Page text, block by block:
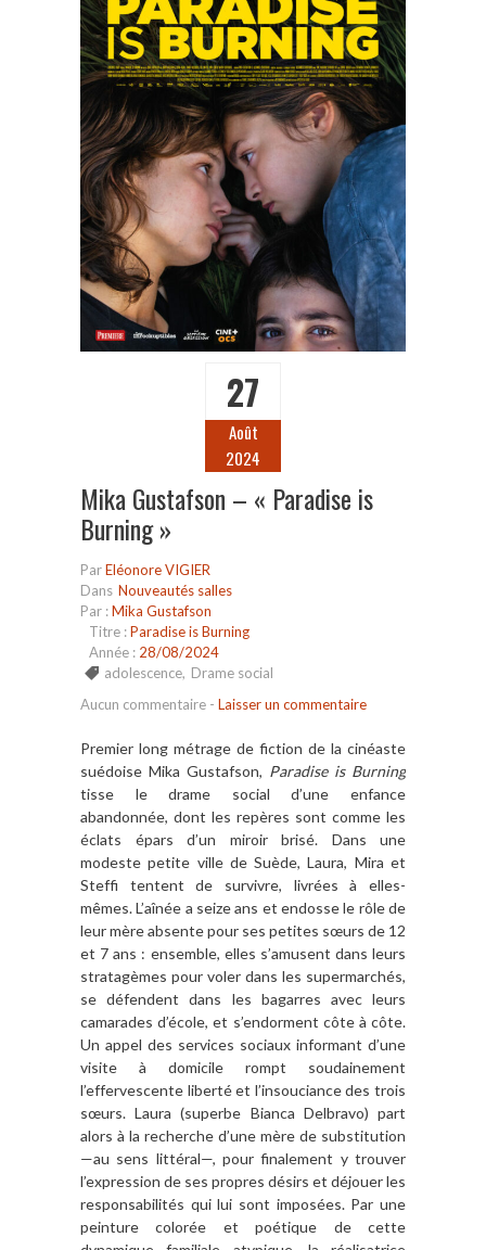
27
Août
2024
Mika Gustafson – « Paradise is
Burning »
ParEléonore VIGIER
Dans Nouveautés salles
Par :Mika Gustafson
Titre :Paradise is Burning
Année : 28/08/2024
adolescence, Drame social
Aucun commentaire - Laisser un commentaire
Premier long métrage de fiction de la cinéaste
suédoise Mika Gustafson, Paradise is Burning
tisse le drame social d’une enfance
abandonnée, dont les repères sont comme les
éclats épars d’un miroir brisé. Dans une
modeste petite ville de Suède, Laura, Mira et
Steffi tentent de survivre, livrées à elles-
mêmes. L’aînée a seize ans et endosse le rôle de
leur mère absente pour ses petites sœurs de 12
et 7 ans : ensemble, elles s’amusent dans leurs
stratagèmes pour voler dans les supermarchés,
se défendent dans les bagarres avec leurs
camarades d’école, et s’endorment côte à côte.
Un appel des services sociaux informant d’une
visite à domicile rompt soudainement
l’effervescente liberté et l’insouciance des trois
sœurs. Laura (superbe Bianca Delbravo) part
alors à la recherche d’une mère de substitution
—au sens littéral—, pour finalement y trouver
l’expression de ses propres désirs et déjouer les
responsabilités qui lui sont imposées. Par une
peinture colorée et poétique de cette